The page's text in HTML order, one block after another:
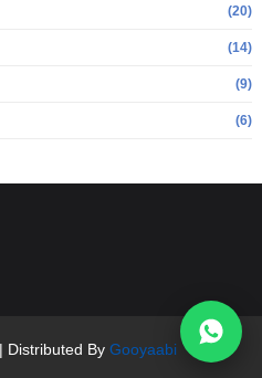
(20)
(14)
(9)
(6)
| Distributed ByGooyaabi